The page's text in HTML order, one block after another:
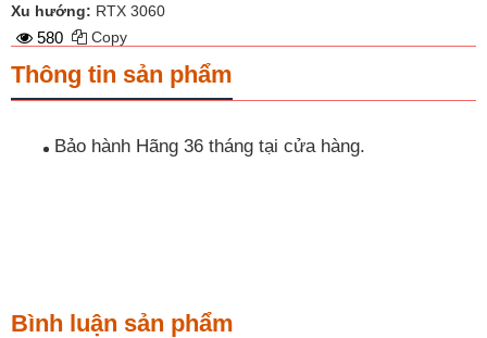
Xu hướng: RTX 3060
580 Copy
Thông tin sản phẩm
Bảo hành Hãng 36 tháng tại cửa hàng.
Bình luận sản phẩm